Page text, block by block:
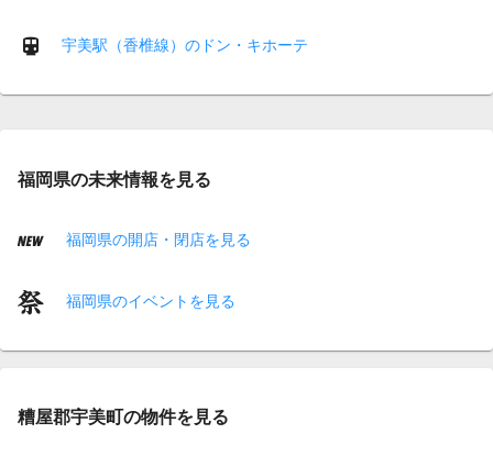
宇美駅（香椎線）のドン・キホーテ
福岡県の未来情報を見る
福岡県の開店・閉店を見る
福岡県のイベントを見る
糟屋郡宇美町の物件を見る